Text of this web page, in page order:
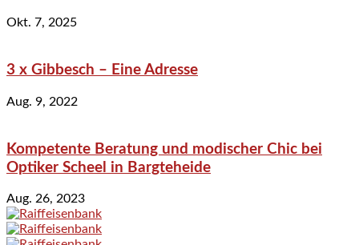
Okt. 7, 2025
3 x Gibbesch – Eine Adresse
Aug. 9, 2022
Kompetente Beratung und modischer Chic bei
Optiker Scheel in Bargteheide
Aug. 26, 2023